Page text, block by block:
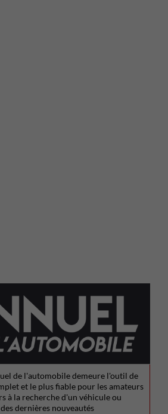
de l'automobile demeure l'outil de
et le plus fiable pour les amateurs
à la recherche d'un véhicule ou
dernières nouveautés